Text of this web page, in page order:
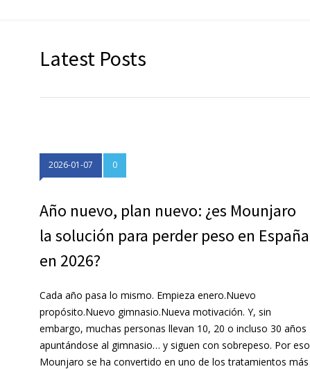
Latest Posts
2026-01-07 0
Año nuevo, plan nuevo: ¿es Mounjaro
la solución para perder peso en España
en 2026?
Cada año pasa lo mismo. Empieza enero.Nuevo
propósito.Nuevo gimnasio.Nueva motivación. Y, sin
embargo, muchas personas llevan 10, 20 o incluso 30 años
apuntándose al gimnasio… y siguen con sobrepeso. Por eso
Mounjaro se ha convertido en uno de los tratamientos más